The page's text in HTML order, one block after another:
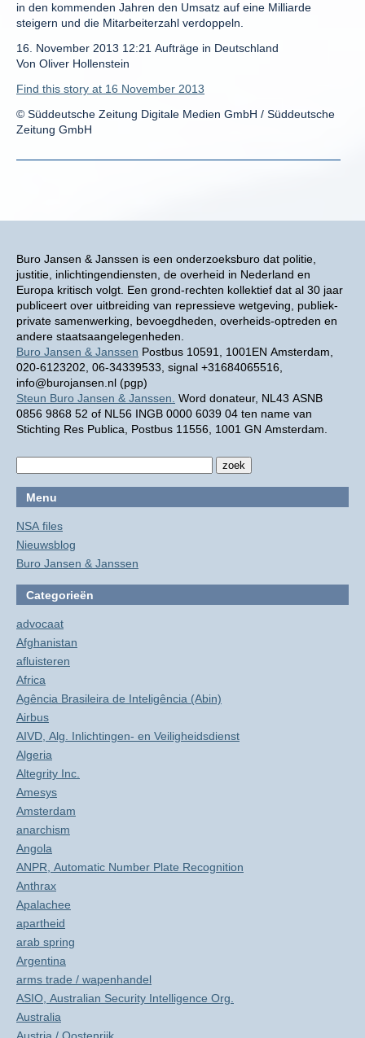
Buro Jansen & Janssen is een onderzoeksburo dat politie,
justitie, inlichtingendiensten, de overheid in Nederland en
Europa kritisch volgt. Een grond-rechten kollektief dat al 30 jaar
publiceert over uitbreiding van repressieve wetgeving, publiek-
private samenwerking, bevoegdheden, overheids-optreden en
andere staatsaangelegenheden.
Buro Jansen & Janssen Postbus 10591, 1001EN Amsterdam,
020-6123202, 06-34339533, signal +31684065516,
info@burojansen.nl (pgp)
Steun Buro Jansen & Janssen. Word donateur, NL43 ASNB
0856 9868 52 of NL56 INGB 0000 6039 04 ten name van
Stichting Res Publica, Postbus 11556, 1001 GN Amsterdam.
Menu
NSA files
Nieuwsblog
Buro Jansen & Janssen
Categorieën
advocaat
Afghanistan
afluisteren
Africa
Agência Brasileira de Inteligência (Abin)
Airbus
AIVD, Alg. Inlichtingen- en Veiligheidsdienst
Algeria
Altegrity Inc.
Amesys
Amsterdam
anarchism
Angola
ANPR, Automatic Number Plate Recognition
Anthrax
Apalachee
apartheid
arab spring
Argentina
arms trade / wapenhandel
ASIO, Australian Security Intelligence Org.
Australia
in den kommenden Jahren den Umsatz auf eine Milliarde
steigern und die Mitarbeiterzahl verdoppeln.
16. November 2013 12:21 Aufträge in Deutschland
Von Oliver Hollenstein
Find this story at 16 November 2013
© Süddeutsche Zeitung Digitale Medien GmbH / Süddeutsche
Zeitung GmbH